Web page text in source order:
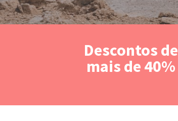
Descontos de
mais de 40%